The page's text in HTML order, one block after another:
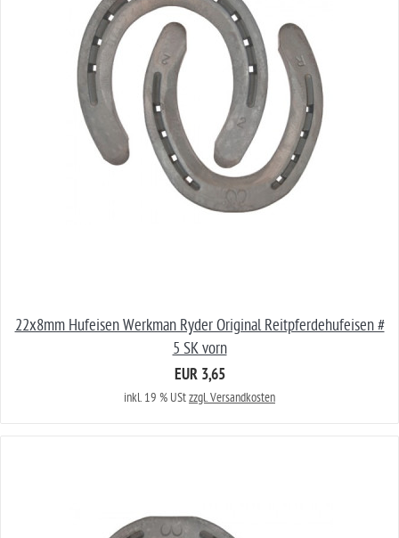
22x8mm Hufeisen Werkman Ryder Original Reitpferdehufeisen #
5 SK vorn
EUR 3,65
inkl. 19 % UStzzgl. Versandkosten